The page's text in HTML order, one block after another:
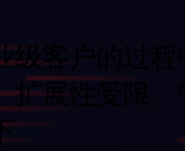
客户的过程中
扩展性受限